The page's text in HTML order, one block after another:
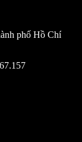
phố Hồ Chí